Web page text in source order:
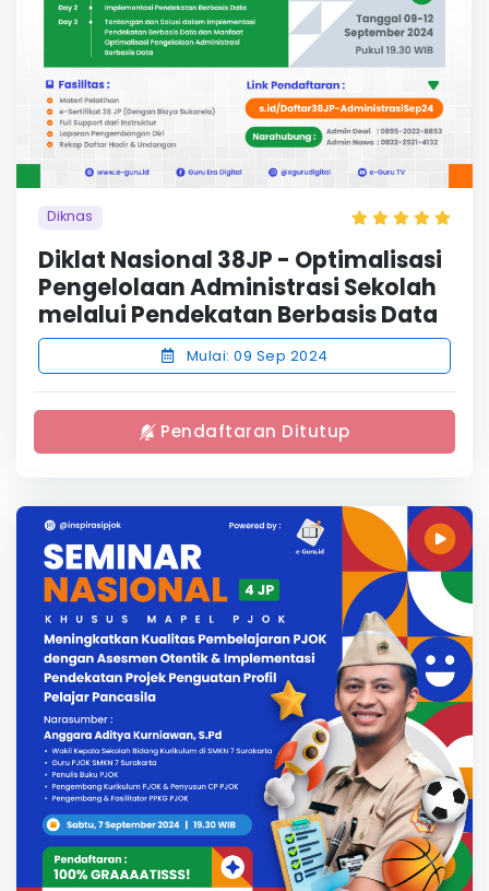
Diknas
Diklat Nasional 38JP - Optimalisasi
Pengelolaan Administrasi Sekolah
melalui Pendekatan Berbasis Data
Mulai: 09 Sep 2024
Pendaftaran Ditutup